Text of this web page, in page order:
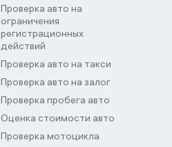
Проверка авто на
ограничения
регистрационных
действий
Проверка авто на такси
Проверка авто на залог
Проверка пробега авто
Оценка стоимости авто
Проверка мотоцикла